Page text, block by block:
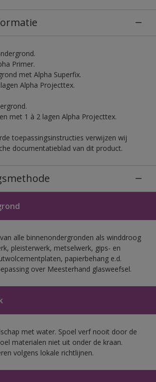
Primer.
met Alpha Superfix.
Alpha Projecttex.
met 1 à 2 lagen Alpha Projecttex.
toepassingsinstructies verwijzen wij
documentatieblad van dit product.
alle binnenondergronden als winddroog
pleisterwerk, metselwerk, gips- en
papierbehang e.d.
over Meesterhand glasweefsel.
met water. Spoel verf nooit door de
materialen niet uit onder de kraan.
volgens lokale richtlijnen.